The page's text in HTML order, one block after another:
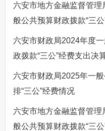
六安市地方金融监督管理
般公共预算财政拨款“三
六安市财政局2024年度
政拨款“三公”经费支出决
六安市财政局2025年一
排“三公”经费情况
六安市地方金融监督管理
般公共预算财政拨款“三